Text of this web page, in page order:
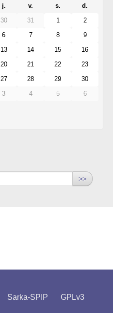
j. v. s.
d.
30 31 1
2
6 7 8
9
13 14 15
16
20 21 22
23
27 28 29
30
3 4 5 6
>>
Sarka-SPIP GPLv3